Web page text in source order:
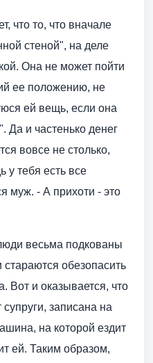
что то, что вначале
стеной", на деле
Она не может пойти
ее положению, не
ей вещь, если она
Да и частенько денег
вовсе не столько,
у тебя есть все
муж. - А прихоти - это
весьма подкованы
обезопасить
Вот и оказывается, что
записана на
на которой ездит
ей. Таким образом,